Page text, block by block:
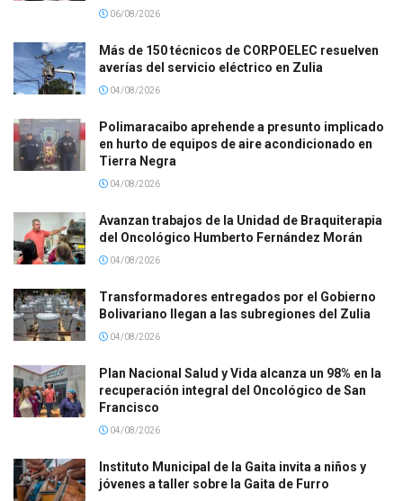
06/08/2026
Más de 150 técnicos de CORPOELEC resuelven
averías del servicio eléctrico en Zulia
04/08/2026
Polimaracaibo aprehende a presunto implicado
en hurto de equipos de aire acondicionado en
Tierra Negra
04/08/2026
Avanzan trabajos de la Unidad de Braquiterapia
del Oncológico Humberto Fernández Morán
04/08/2026
Transformadores entregados por el Gobierno
Bolivariano llegan a las subregiones del Zulia
04/08/2026
Plan Nacional Salud y Vida alcanza un 98% en la
recuperación integral del Oncológico de San
Francisco
04/08/2026
Instituto Municipal de la Gaita invita a niños y
jóvenes a taller sobre la Gaita de Furro